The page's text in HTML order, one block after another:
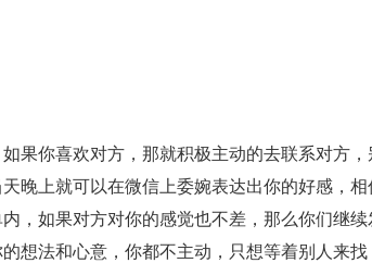
果你喜欢对方，那就积极主动的去联系对方，
晚上就可以在微信上委婉表达出你的好感，相
，如果对方对你的感觉也不差，那么你们继续
想法和心意，你都不主动，只想等着别人来找